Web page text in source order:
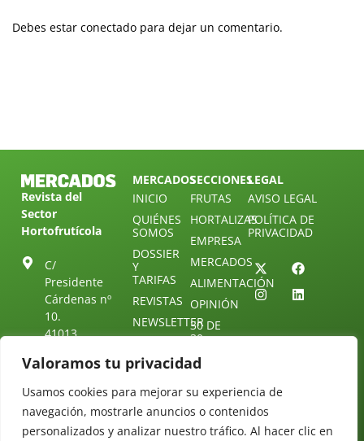
Valoramos tu privacidad
Usamos cookies para mejorar su experiencia de
navegación, mostrarle anuncios o contenidos
personalizados y analizar nuestro tráfico. Al hacer clic en
Debes estar conectado para dejar un comentario.
Revista del
Sector
Hortofrutícola
C/
Presidente
Cárdenas nº
10.
41013
ESPAÑA
Tel: (+34) 954
25 88 51
redaccion@revistamercados.com
MERCADOS
INICIO
QUIÉNES
SOMOS
DOSSIER
Y
TARIFAS
REVISTAS
NEWSLETTER
ÚNETE A
TELEGRAM
CONTACTO
SECCIONES
FRUTAS
HORTALIZAS
EMPRESA
MERCADOS
ALIMENTACIÓN
OPINIÓN
30 DE
30
DIRECTORIO
LEGAL
AVISO LEGAL
POLÍTICA DE
PRIVACIDAD